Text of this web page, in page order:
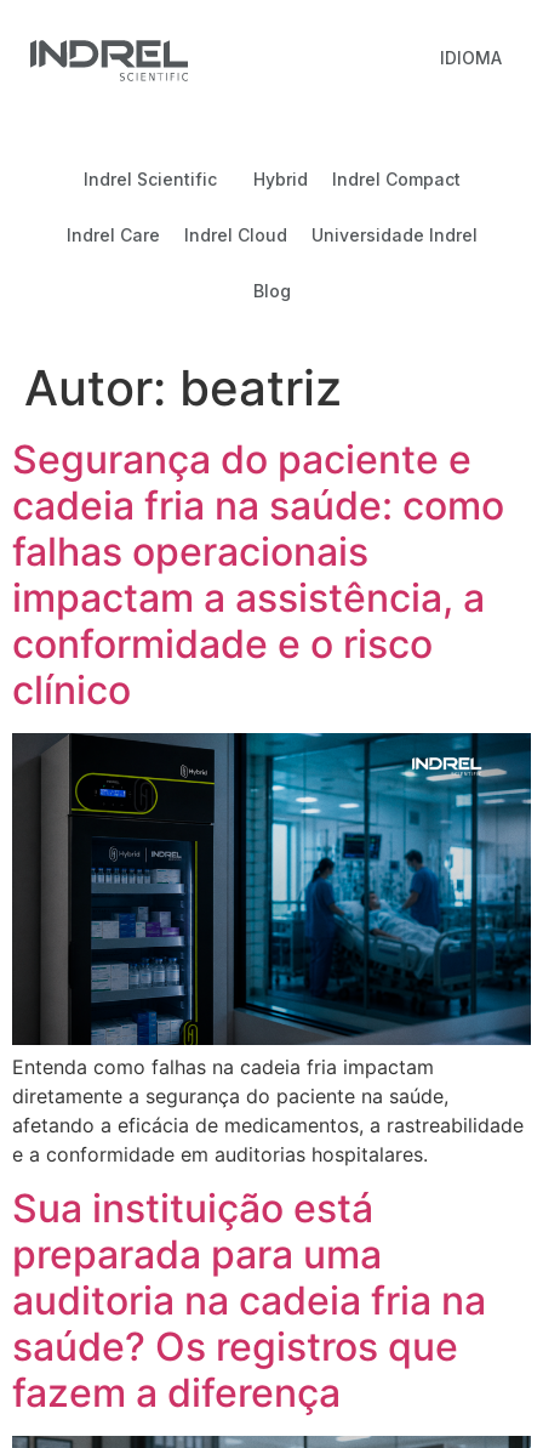
IDIOMA
Indrel Scientific Hybrid Indrel Compact
Indrel Care Indrel Cloud Universidade Indrel
Blog
Autor: beatriz
Segurança do paciente e
cadeia fria na saúde: como
falhas operacionais
impactam a assistência, a
conformidade e o risco
clínico
Entenda como falhas na cadeia fria impactam
diretamente a segurança do paciente na saúde,
afetando a eficácia de medicamentos, a rastreabilidade
e a conformidade em auditorias hospitalares.
Sua instituição está
preparada para uma
auditoria na cadeia fria na
saúde? Os registros que
fazem a diferença